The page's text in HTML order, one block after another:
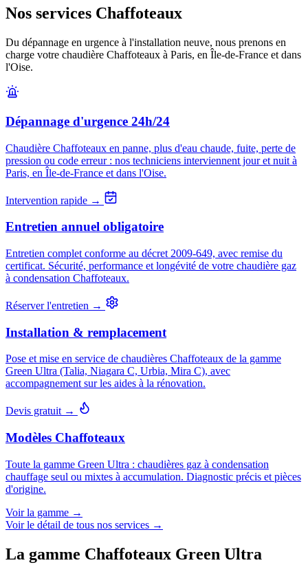
Nos services Chaffoteaux
Du dépannage en urgence à l'installation neuve, nous prenons en
charge votre chaudière Chaffoteaux à Paris, en Île-de-France et dans
l'Oise.
Dépannage d'urgence 24h/24
Chaudière Chaffoteaux en panne, plus d'eau chaude, fuite, perte de
pression ou code erreur : nos techniciens interviennent jour et nuit à
Paris, en Île-de-France et dans l'Oise.
Intervention rapide →
Entretien annuel obligatoire
Entretien complet conforme au décret 2009-649, avec remise du
certificat. Sécurité, performance et longévité de votre chaudière gaz
à condensation Chaffoteaux.
Réserver l'entretien →
Installation & remplacement
Pose et mise en service de chaudières Chaffoteaux de la gamme
Green Ultra (Talia, Niagara C, Urbia, Mira C), avec
accompagnement sur les aides à la rénovation.
Devis gratuit →
Modèles Chaffoteaux
Toute la gamme Green Ultra : chaudières gaz à condensation
chauffage seul ou mixtes à accumulation. Diagnostic précis et pièces
d'origine.
Voir la gamme →
Voir le détail de tous nos services →
La gamme Chaffoteaux Green Ultra